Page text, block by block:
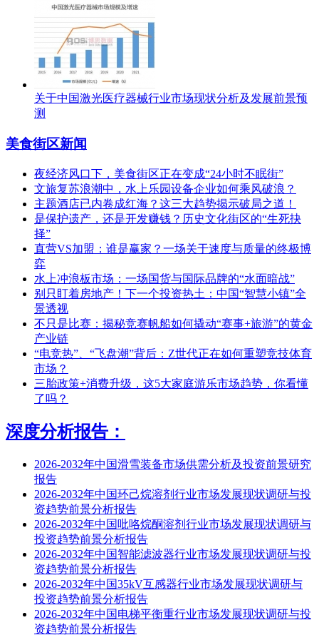
关于中国激光医疗器械行业市场现状分析及发展前景预
测
美食街区新闻
夜经济风口下，美食街区正在变成“24小时不眠街”
文旅复苏浪潮中，水上乐园设备企业如何乘风破浪？
主题酒店已内卷成红海？这三大趋势揭示破局之道！
是保护遗产，还是开发赚钱？历史文化街区的“生死抉
择”
直营VS加盟：谁是赢家？一场关于速度与质量的终极博
弈
水上冲浪板市场：一场国货与国际品牌的“水面暗战”
别只盯着房地产！下一个投资热土：中国“智慧小镇”全
景透视
不只是比赛：揭秘竞赛帆船如何撬动“赛事+旅游”的黄金
产业链
“电竞热”、“飞盘潮”背后：Z世代正在如何重塑竞技体育
市场？
三胎政策+消费升级，这5大家庭游乐市场趋势，你看懂
了吗？
深度分析报告：
2026-2032年中国滑雪装备市场供需分析及投资前景研究
报告
2026-2032年中国环己烷溶剂行业市场发展现状调研与投
资趋势前景分析报告
2026-2032年中国吡咯烷酮溶剂行业市场发展现状调研与
投资趋势前景分析报告
2026-2032年中国智能滤波器行业市场发展现状调研与投
资趋势前景分析报告
2026-2032年中国35kV互感器行业市场发展现状调研与
投资趋势前景分析报告
2026-2032年中国电梯平衡重行业市场发展现状调研与投
资趋势前景分析报告